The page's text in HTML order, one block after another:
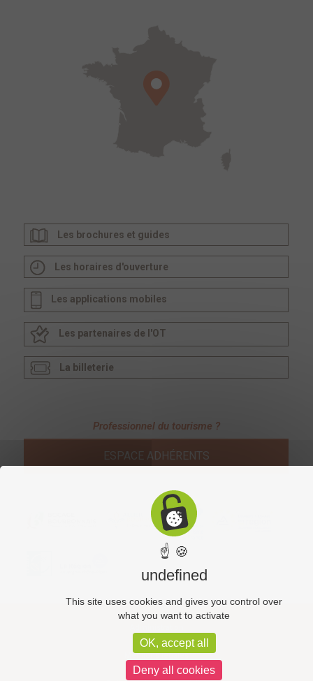
Les brochures et guides
Les horaires d'ouverture
Les applications mobiles
Les partenaires de l'OT
La billeterie
Professionnel du tourisme ?
ESPACE ADHÉRENTS
Mentions légales
☝ 🍪
undefined
This site uses cookies and gives you control over
what you want to activate
OK, accept all
Deny all cookies